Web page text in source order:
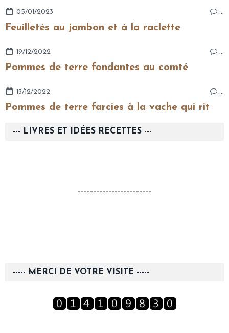
05/01/2023 …
Feuilletés au jambon et à la raclette
19/12/2022 …
Pommes de terre fondantes au comté
13/12/2022 …
Pommes de terre farcies à la vache qui rit
--- LIVRES ET IDÉES RECETTES ---
------------------------
----- MERCI DE VOTRE VISITE -----